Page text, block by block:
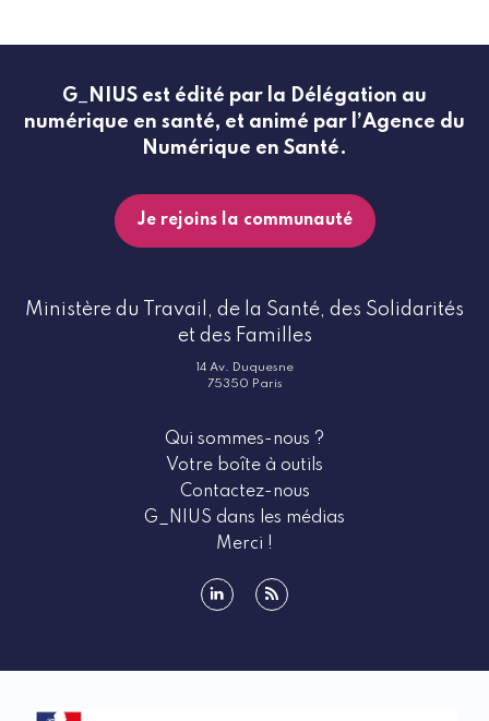
G_NIUS est édité par la Délégation au
numérique en santé, et animé par l’Agence du
Numérique en Santé.
Je rejoins la communauté
Ministère du Travail, de la Santé, des Solidarités
et des Familles
14 Av. Duquesne
75350 Paris
Qui sommes-nous ?
Votre boîte à outils
Contactez-nous
G_NIUS dans les médias
Merci !